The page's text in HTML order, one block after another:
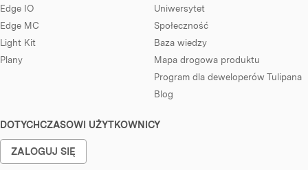
Edge IO
Edge MC
Light Kit
Plany
Uniwersytet
Społeczność
Baza wiedzy
Mapa drogowa produktu
Program dla deweloperów Tulipana
Blog
DOTYCHCZASOWI UŻYTKOWNICY
ZALOGUJ SIĘ